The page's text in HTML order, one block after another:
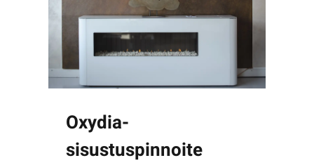
Oxydia-
sisustuspinnoite